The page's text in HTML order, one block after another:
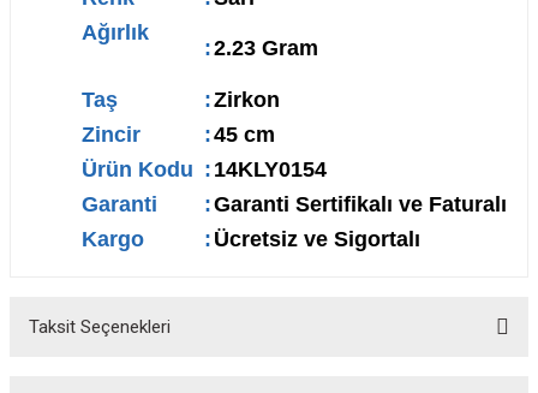
Ağırlık
:2.23 Gram
Taş :Zirkon
Zincir
:45 cm
Ürün Kodu : 14KLY0154
Garanti
:Garanti Sertifikalı ve Faturalı
Kargo
: Ücretsiz ve Sigortalı
Taksit Seçenekleri